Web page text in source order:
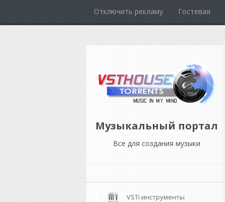
Отключить рекламу Гостевая
Музыкальный портал
Все для создания музыки
VSTi инструменты